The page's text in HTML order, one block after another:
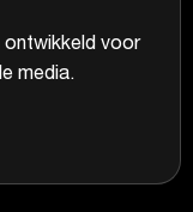
ontwikkeld voor
media.